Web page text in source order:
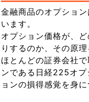
金融商品のオプショ
います。
オプション価格が、
りするのか、その原
ほとんどの証券会社
ンである日経225オ
ョンの損得感覚を身に